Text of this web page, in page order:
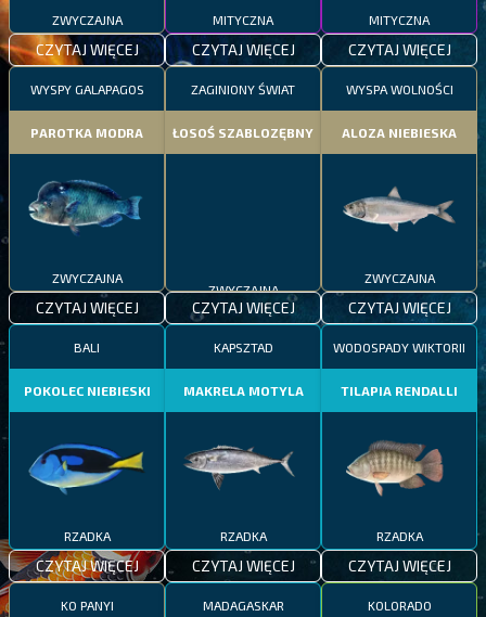
ZWYCZAJNA
CZYTAJ WIĘCEJ
MITYCZNA
CZYTAJ WIĘCEJ
MITYCZNA
CZYTAJ WIĘCEJ
WYSPY GALAPAGOS
PAROTKA MODRA
ZWYCZAJNA
CZYTAJ WIĘCEJ
ZAGINIONY ŚWIAT
ŁOSOŚ SZABLOZĘBNY
ZWYCZAJNA
CZYTAJ WIĘCEJ
WYSPA WOLNOŚCI
ALOZA NIEBIESKA
ZWYCZAJNA
CZYTAJ WIĘCEJ
BALI
POKOLEC NIEBIESKI
RZADKA
CZYTAJ WIĘCEJ
KAPSZTAD
MAKRELA MOTYLA
RZADKA
CZYTAJ WIĘCEJ
WODOSPADY WIKTORII
TILAPIA RENDALLI
RZADKA
CZYTAJ WIĘCEJ
KO PANYI MADAGASKAR KOLORADO